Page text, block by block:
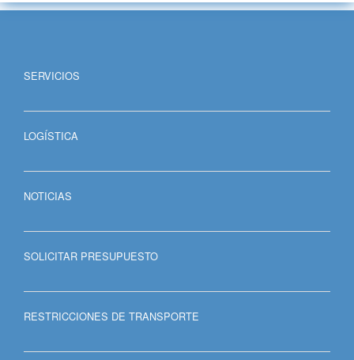
SERVICIOS
LOGÍSTICA
NOTICIAS
SOLICITAR PRESUPUESTO
RESTRICCIONES DE TRANSPORTE